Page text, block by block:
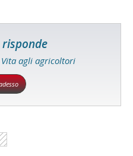
risponde
agli agricoltori